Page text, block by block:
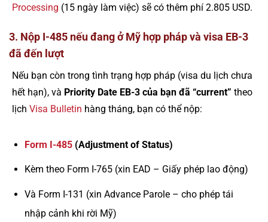
Processing (15 ngày làm việc) sẽ có thêm phí 2.805 USD.
3. Nộp I-485 nếu đang ở Mỹ hợp pháp và visa EB-3
đã đến lượt
Nếu bạn còn trong tình trạng hợp pháp (visa du lịch chưa
hết hạn), và Priority Date EB-3 của bạn đã “current” theo
lịch Visa Bulletin hàng tháng, bạn có thể nộp:
Form I-485(Adjustment of Status)
Kèm theo Form I-765 (xin EAD – Giấy phép lao động)
Và Form I-131 (xin Advance Parole – cho phép tái
nhập cảnh khi rời Mỹ)